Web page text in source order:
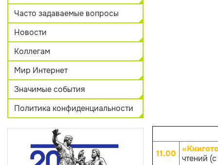
Часто задаваемые вопросы
Новости
Коллегам
Мир Интернет
Значимые события
Политика конфиденциальности
11.00
чтений